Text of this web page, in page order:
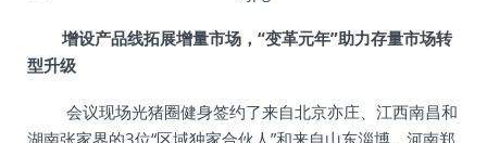
增设产品线拓展增量市场，“变革元年”助力存量市场转
型升级
会议现场光猪圈健身签约了来自北京亦庄、江西南昌和
湖南张家界的3位“区域独家合伙人”和来自山东淄博、河南郑